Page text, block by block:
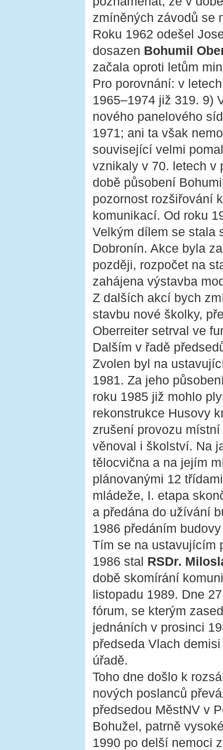
zmíněných závodů se
Roku 1962 odešel
dosazen Bohumil
začala oproti letům
Pro porovnání: v
1965–1974 již 319. 9)
nového panelového
1971; ani ta však
související velmi
vznikaly v 70. letech v
době působení
pozornost rozšiřování
komunikací. Od roku
Velkým dílem se stala
Dobronín. Akce byla
později, rozpočet na
zahájena výstavba
Z dalších akcí bych
stavbu nové školky,
Oberreiter setrval ve
Dalším v řadě
Zvolen byl na
1981. Za jeho
roku 1985 již mohlo
rekonstrukce Husovy
zrušení provozu
věnoval i školství. Na
tělocvična a na jejím
plánovanými 12
mládeže, I. etapa
a předána do užívání
1986 předáním
Tím se na ustavujícím
1986 stal RSDr.
době skomírání
listopadu 1989. Dne
fórum, se kterým
jednáních v prosinci
předseda Vlach
úřadě.
Toho dne došlo k
nových poslanců
předsedou MěstNV v
Bohužel, patrně
1990 po delší nemoci